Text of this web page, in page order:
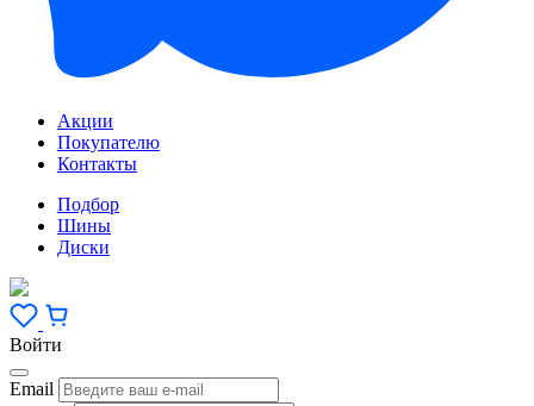
Акции
Покупателю
Контакты
Подбор
Шины
Диски
Войти
Email